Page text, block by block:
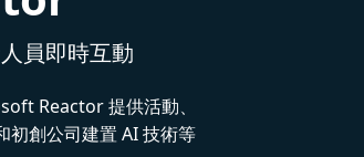
員即時互動
Reactor 提供活動、
初創公司建置 AI 技術等